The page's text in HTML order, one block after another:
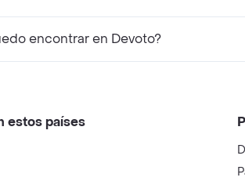
encontrar en Devoto?
estos países